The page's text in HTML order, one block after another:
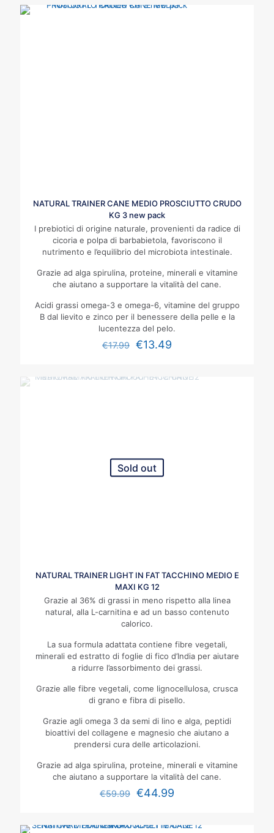
NATURAL TRAINER CANE MEDIO PROSCIUTTO CRUDO
KG 3 new pack
I prebiotici di origine naturale, provenienti da radice di
cicoria e polpa di barbabietola, favoriscono il
nutrimento e l’equilibrio del microbiota intestinale.
Grazie ad alga spirulina, proteine, minerali e vitamine
che aiutano a supportare la vitalità del cane.
Acidi grassi omega-3 e omega-6, vitamine del gruppo
B dal lievito e zinco per il benessere della pelle e la
lucentezza del pelo.
€17.99 €13.49
Sold out
NATURAL TRAINER LIGHT IN FAT TACCHINO MEDIO E
MAXI KG 12
Grazie al 36% di grassi in meno rispetto alla linea
natural, alla L-carnitina e ad un basso contenuto
calorico.
La sua formula adattata contiene fibre vegetali,
minerali ed estratto di foglie di fico d’India per aiutare
a ridurre l’assorbimento dei grassi.
Grazie alle fibre vegetali, come lignocellulosa, crusca
di grano e fibra di pisello.
Grazie agli omega 3 da semi di lino e alga, peptidi
bioattivi del collagene e magnesio che aiutano a
prendersi cura delle articolazioni.
Grazie ad alga spirulina, proteine, minerali e vitamine
che aiutano a supportare la vitalità del cane.
€59.99 €44.99